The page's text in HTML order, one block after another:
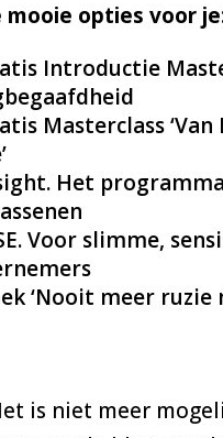
mooie opties voor
Introductie
Masterclass
Het
Voor slimme,
‘Nooit meer ruzie
is niet meer